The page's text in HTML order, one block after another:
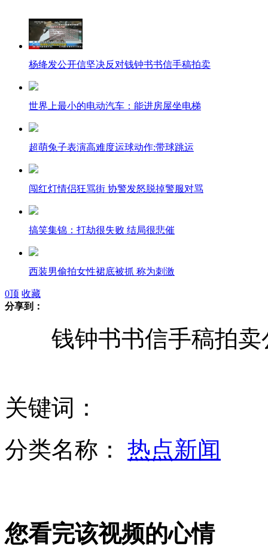
杨绛发公开信坚决反对钱钟书书信手稿拍卖
世界上最小的电动汽车：能进房屋坐电梯
超萌兔子表演高难度运球动作:带球跳运
闯红灯情侣狂骂街 协警发怒脱掉警服对骂
搞笑集锦：打劫很失败 结局很悲催
西装男偷拍女性裙底被抓 称为刺激
男子头伸电梯井 升降梯下坠酿惨祸
湖北襄阳120插播1分钟广告 救人还是害人？
直播恶搞：奇葩棒球球员 赛后采访玩整蛊
女孩北京地铁殴打老人 痛下狠手拳打脚踢
0顶 收藏
分享到：
钱钟书书信手稿拍卖
关键词：
分类名称： 热点新闻
您看完该视频的心情